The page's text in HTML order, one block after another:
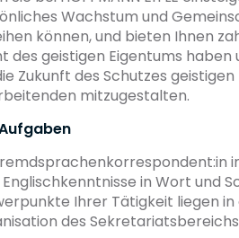
Wachstum und
können, und bieten Ihnen
des geistigen Eigentums
Zukunft des Schutzes
mitzugestalten.
in Wort und
Ihrer Tätigkeit liegen
des